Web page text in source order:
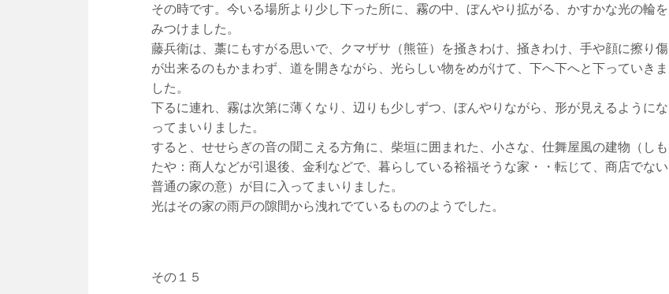
その時です。今いる場所より少し下った所に、霧の中、ぼんやり拡がる、かすかな光の輪を
みつけました。
藤兵衛は、藁にもすがる思いで、クマザサ（熊笹）を掻きわけ、掻きわけ、手や顔に擦り傷
が出来るのもかまわず、道を開きながら、光らしい物をめがけて、下へ下へと下っていきま
した。
下るに連れ、霧は次第に薄くなり、辺りも少しずつ、ぼんやりながら、形が見えるようにな
ってまいりました。
すると、せせらぎの音の聞こえる方角に、柴垣に囲まれた、小さな、仕舞屋風の建物（しも
たや：商人などが引退後、金利などで、暮らしている裕福そうな家・・転じて、商店でない
普通の家の意）が目に入ってまいりました。
光はその家の雨戸の隙間から洩れでているもののようでした。
その１５